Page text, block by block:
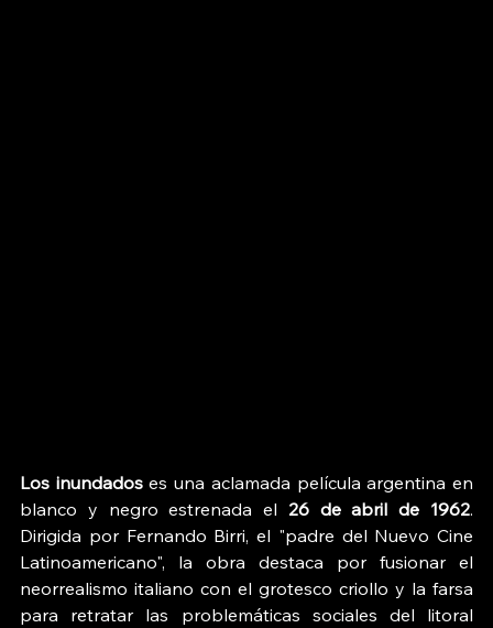
Los inundados es una aclamada película argentina en
blanco y negro estrenada el 26 de abril de 1962.
Dirigida por Fernando Birri, el "padre del Nuevo Cine
Latinoamericano", la obra destaca por fusionar el
neorrealismo italiano con el grotesco criollo y la farsa
para retratar las problemáticas sociales del litoral